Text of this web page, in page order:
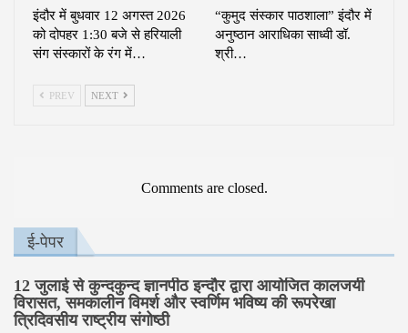
इंदौर में बुधवार 12 अगस्त 2026
को दोपहर 1:30 बजे से हरियाली
संग संस्कारों के रंग में…
“कुमुद संस्कार पाठशाला” इंदौर में
अनुष्ठान आराधिका साध्वी डॉ.
श्री…
PREV NEXT
Comments are closed.
ई-पेपर
12 जुलाई से कुन्दकुन्द ज्ञानपीठ इन्दौर द्वारा आयोजित कालजयी
विरासत, समकालीन विमर्श और स्वर्णिम भविष्य की रूपरेखा
त्रिदिवसीय राष्ट्रीय संगोष्ठी